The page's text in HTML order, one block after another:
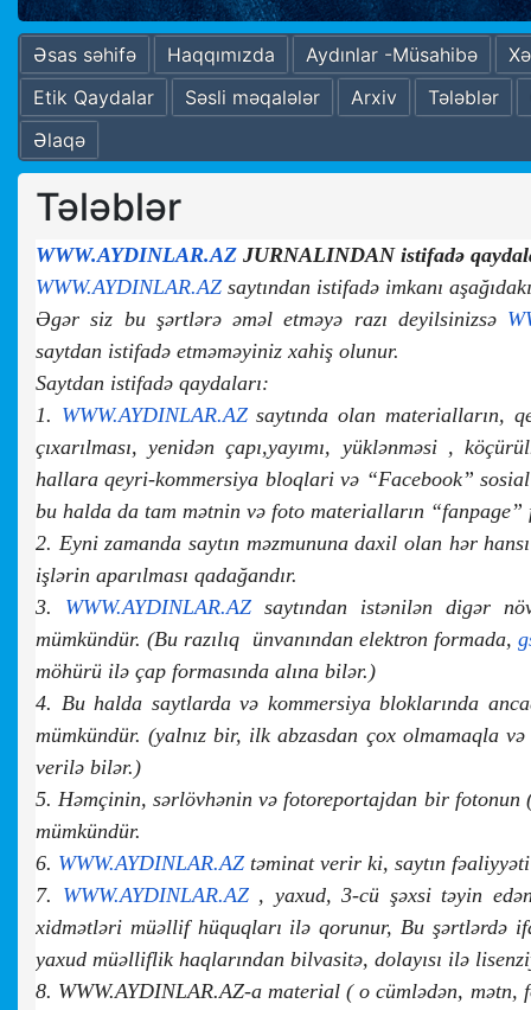
Əsas səhifə Haqqımızda Aydınlar -Müsahibə
Etik Qaydalar
Səsli məqalələr Arxiv Tələblər
Əlaqə
Tələblər
WWW.AYDINLAR.AZ JURNALINDAN istifadə
WWW.AYDINLAR.AZ saytından istifadə imkanı
Əgər siz bu şərtlərə əməl etməyə razı deyilsinizsə
saytdan istifadə etməməyiniz xahiş olunur.
Saytdan istifadə qaydaları:
1. WWW.AYDINLAR.AZsaytında olan materialların,
çıxarılması, yenidən çapı,yayımı, yüklənməsi ,
hallara qeyri-kommersiya bloqlari və “Facebook”
bu halda da tam mətnin və foto materialların “fanpage”
2. Eyni zamanda saytın məzmununa daxil olan hər
işlərin aparılması qadağandır.
3. WWW.AYDINLAR.AZ saytından istənilən digər
mümkündür. (Bu razılıq ünvanından elektron formada,
möhürü ilə çap formasında alına bilər.)
4. Bu halda saytlarda və kommersiya bloklarında
mümkündür. (yalnız bir, ilk abzasdan çox olmamaqla və
verilə bilər.)
5. Həmçinin, sərlövhənin və fotoreportajdan bir fotonun
mümkündür.
6. WWW.AYDINLAR.AZ təminat verir ki, saytın
7. WWW.AYDINLAR.AZ, yaxud, 3-cü şəxsi təyin
xidmətləri müəllif hüquqları ilə qorunur, Bu şərtlərdə
yaxud müəlliflik haqlarından bilvasitə, dolayısı ilə
8. WWW.AYDINLAR.AZ-a material ( o cümlədən,